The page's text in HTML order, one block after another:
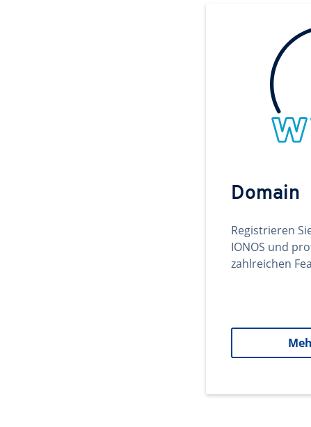
Domain
Registrieren
IONOS und
zahlreichen